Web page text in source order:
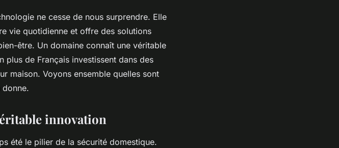
ne cesse de nous surprendre. Elle
vie quotidienne et offre des solutions
être. Un domaine connaît une véritable
plus de Français investissent dans des
maison. Voyons ensemble quelles sont
donne.
innovation
été le pilier de la sécurité domestique.